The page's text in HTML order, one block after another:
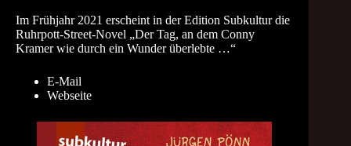
Im Frühjahr 2021 erscheint in der Edition Subkultur die
Ruhrpott-Street-Novel „Der Tag, an dem Conny
Kramer wie durch ein Wunder überlebte …“
E-Mail
Webseite